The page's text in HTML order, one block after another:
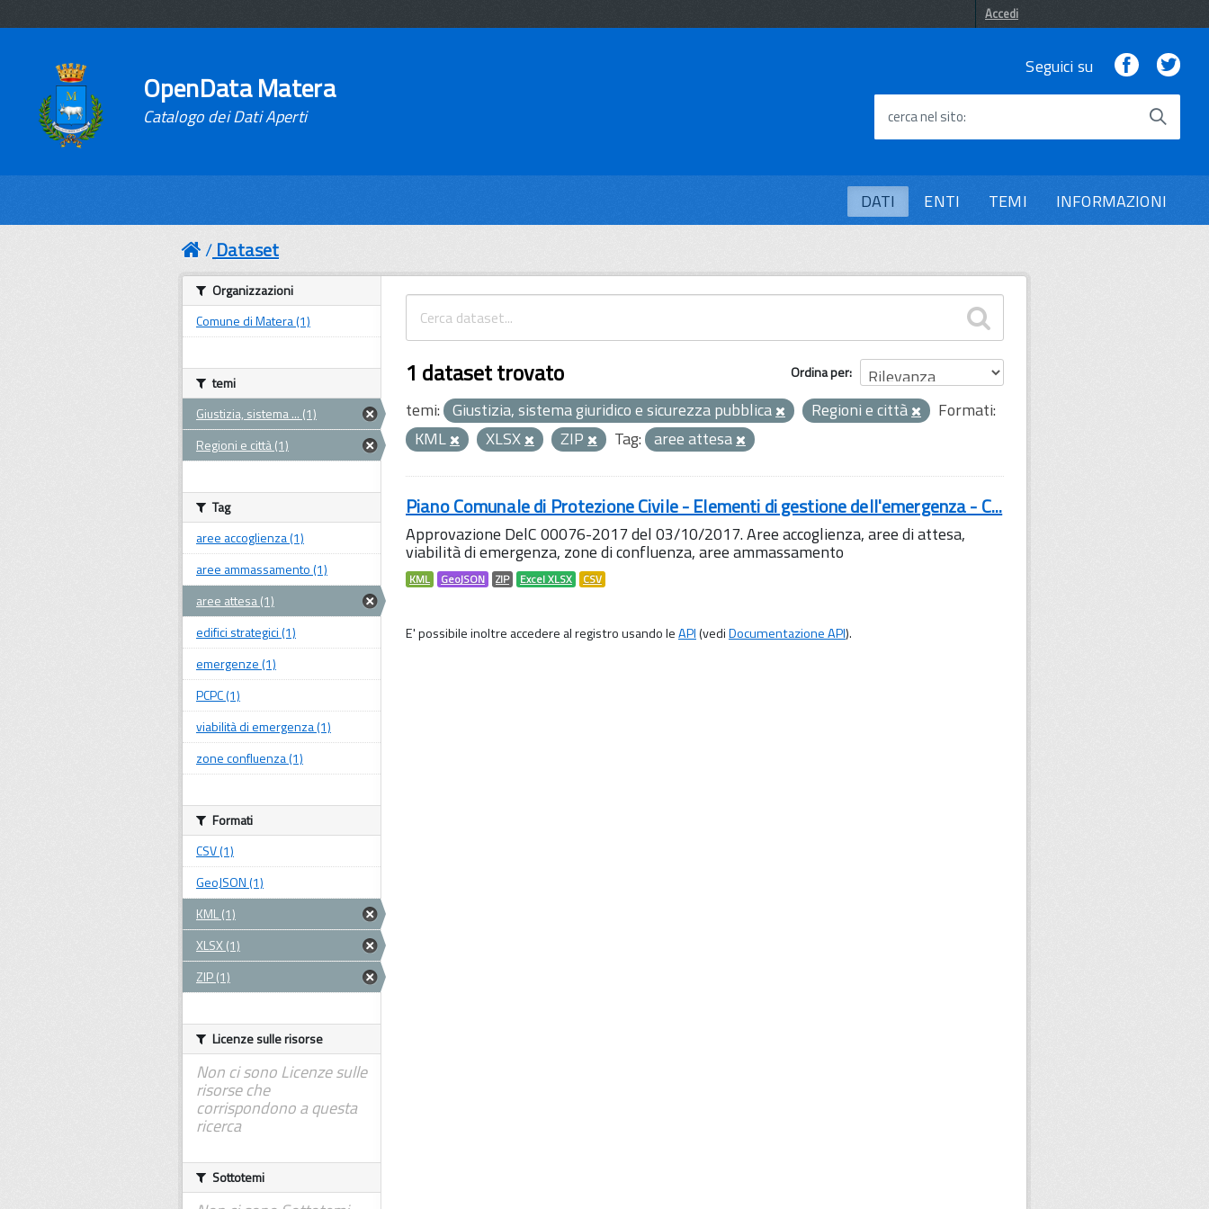
Accedi
OpenData Matera
Catalogo dei Dati Aperti
Seguici su Facebook
cerca nel sito
DATI ENTI TEMI INFORMAZIONI
Dataset
Ordina per
1 dataset trovato
temi: Giustizia, sistema giuridico e sicurezza pubblica Regioni e città
Formati:
KML
XLSX ZIP Tag: aree attesa
Piano Comunale di Protezione Civile - Elementi di gestione dell'emergenza - C...
Approvazione DelC 00076-2017 del 03/10/2017. Aree accoglienza, aree di attesa,
viabilità di emergenza, zone di confluenza, aree ammassamento
KML GeoJSON ZIP Excel XLSX CSV
E' possibile inoltre accedere al registro usando leAPI(vediDocumentazione API).
Organizzazioni
Comune di Matera (1)
temi
Giustizia, sistema ... (1)
Regioni e città (1)
Tag
aree accoglienza (1)
aree ammassamento (1)
aree attesa (1)
edifici strategici (1)
emergenze (1)
PCPC (1)
viabilità di emergenza (1)
zone confluenza (1)
Formati
CSV (1)
GeoJSON (1)
KML (1)
XLSX (1)
ZIP (1)
Licenze sulle risorse
Non ci sono Licenze sulle
risorse che
corrispondono a questa
ricerca
Sottotemi